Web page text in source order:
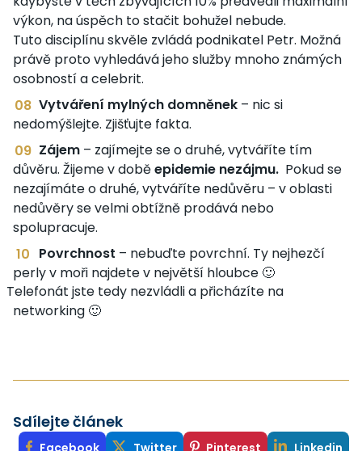
výkon, na úspěch to stačit bohužel nebude.
Tuto disciplínu skvěle zvládá podnikatel Petr. Možná
právě proto vyhledává jeho služby mnoho známých
osobností a celebrit.
Vytváření mylných domněnek – nic si
nedomýšlejte. Zjišťujte fakta.
Zájem – zajímejte se o druhé, vytváříte tím
důvěru. Žijeme v doběepidemie nezájmu. Pokud se
nezajímáte o druhé, vytváříte nedůvěru – v oblasti
nedůvěry se velmi obtížně prodává nebo
spolupracuje.
Povrchnost – nebuďte povrchní. Ty nejhezčí
perly v moři najdete v největší hloubce 🙂
Telefonát jste tedy nezvládli a přicházíte na
networking 🙂
Sdílejte článek
Facebook Twitter Pinterest Linkedin